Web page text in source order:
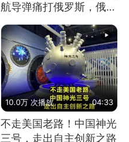
航导弹痛打俄罗斯，俄军
10.0万 次播放 04:33
不走美国老路！中国神光
三号，走出自主创新之路